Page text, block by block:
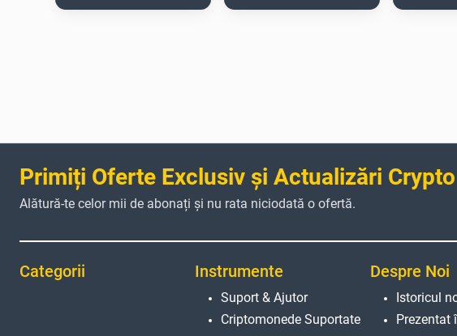
Primiți Oferte Exclusiv și Actualizări Crypto
Alătură-te celor mii de abonați și nu rata niciodată o ofertă.
Categorii Instrumente
Suport & Ajutor
Criptomonede Suportate
Despre Noi
Istoricul
Prezentat